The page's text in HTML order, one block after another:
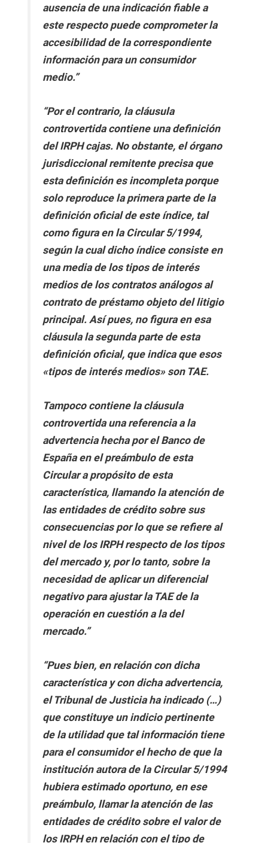
ausencia de una indicación fiable a
este respecto puede comprometer la
accesibilidad de la correspondiente
información para un consumidor
medio.”
“Por el contrario, la cláusula
controvertida contiene una definición
del IRPH cajas. No obstante, el órgano
jurisdiccional remitente precisa que
esta definición es incompleta porque
solo reproduce la primera parte de la
definición oficial de este índice, tal
como figura en la Circular 5/1994,
según la cual dicho índice consiste en
una media de los tipos de interés
medios de los contratos análogos al
contrato de préstamo objeto del litigio
principal. Así pues, no figura en esa
cláusula la segunda parte de esta
definición oficial, que indica que esos
«tipos de interés medios» son TAE.
Tampoco contiene la cláusula
controvertida una referencia a la
advertencia hecha por el Banco de
España en el preámbulo de esta
Circular a propósito de esta
característica, llamando la atención de
las entidades de crédito sobre sus
consecuencias por lo que se refiere al
nivel de los IRPH respecto de los tipos
del mercado y, por lo tanto, sobre la
necesidad de aplicar un diferencial
negativo para ajustar la TAE de la
operación en cuestión a la del
mercado.”
“Pues bien, en relación con dicha
característica y con dicha advertencia,
el Tribunal de Justicia ha indicado (…)
que constituye un indicio pertinente
de la utilidad que tal información tiene
para el consumidor el hecho de que la
institución autora de la Circular 5/1994
hubiera estimado oportuno, en ese
preámbulo, llamar la atención de las
entidades de crédito sobre el valor de
los IRPH en relación con el tipo de